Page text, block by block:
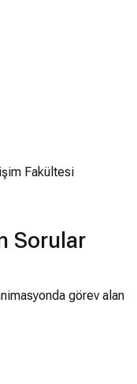
Fakültesi
Sorular
görev alan